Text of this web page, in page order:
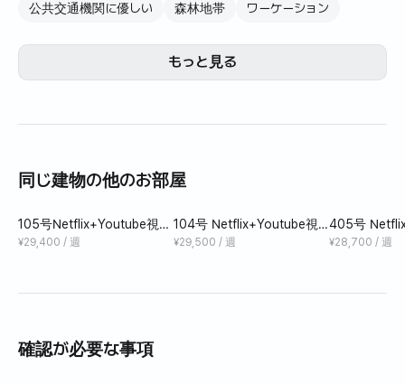
@一山+文山+DMZ= 15分距離/ゴルフ選手歓迎。
康に貢献しています。
@ 10日以上長期滞在顧客にサービス集中しています。 [花
@ソウル夫婦の週末の別荘として多く利用されています。
が直接します。
帯/3kg未満/ペット同伴時1株あたり30000ウォン別途前払
い
フルオプション（テレビ、インターネット、冷蔵庫、インダ
都市カス個別ボイラー、洗濯機、エアコン）＝単独使用。
洗濯乾燥機は共同使用（1階）
公共交通機関に優しい 森林地帯 ワーケーション
もっと見る
同じ建物の他のお部屋
105号Netflix+Youtube視聴
[ベッド電気マット使用
¥29,400 / 週
104号 Netflix+Youtube視
聴[ベッド電気メット使用
¥29,500 / 週
405号
聴[ベッド電
¥28,700 / 週
確認が必要な事項